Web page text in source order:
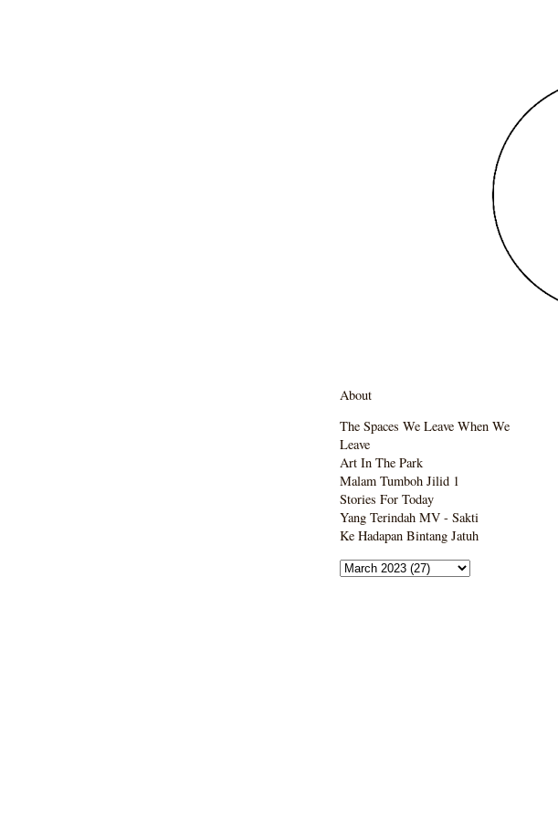
About
The Spaces We Leave When We
Leave
Art In The Park
Malam Tumboh Jilid 1
Stories For Today
Yang Terindah MV - Sakti
Ke Hadapan Bintang Jatuh